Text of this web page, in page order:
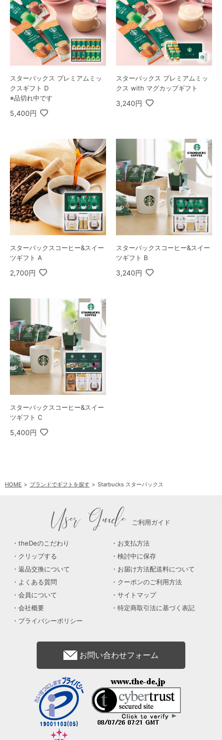
スターバックス プレミアムミッ
クスギフト D
※品切れ中です
5,400円
スターバックス プレミアムミッ
クス with マグカップギフト
3,240円
スターバックスコーヒー&スイー
ツギフト A
2,700円
スターバックスコーヒー&スイー
ツギフト B
3,240円
スターバックスコーヒー&スイー
ツギフト C
5,400円
HOME ブランドでギフトを探す Starbucks スターバックス
User Guide ご利用ガイド
theDeのこだわり
お支払方法
クリップする
検討中に保存
返品交換について
お届け方法配送料について
よくある質問
クーポンのご利用方法
会員について
サイトマップ
会社概要
特定商取引法に基づく表記
プライバシーポリシー
お問い合わせフォーム